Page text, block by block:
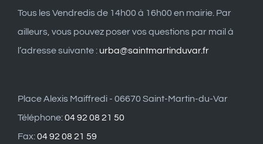
Tous les Vendredis de 14h00 à 16h00 en mairie. Par
ailleurs, vous pouvez poser vos questions par mail à
l’adresse suivante : urba@saintmartinduvar.fr
Place Alexis Maiffredi - 06670 Saint-Martin-du-Var
Téléphone:04 92 08 21 50
Fax:04 92 08 21 59